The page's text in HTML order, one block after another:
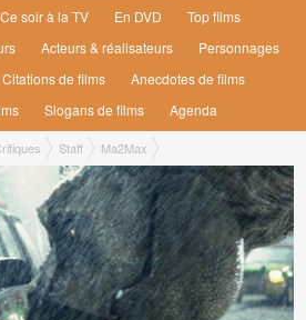
Ce soir à la TV En DVD
Top films
Acteurs & réalisateurs
Personnages
Citations de films
Anecdotes de films
Slogans de films Agenda
Staff Ma2Max